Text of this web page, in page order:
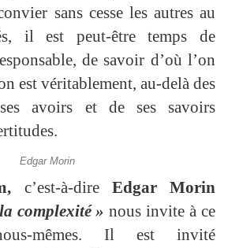
sans cesse les autres au
il est peut-être temps de
de savoir d’où l’on
est véritablement, au-delà des
avoirs et de ses savoirs
Edgar Morin
c’est-à-dire Edgar Morin
complexité » nous invite à ce
mêmes. Il est invité